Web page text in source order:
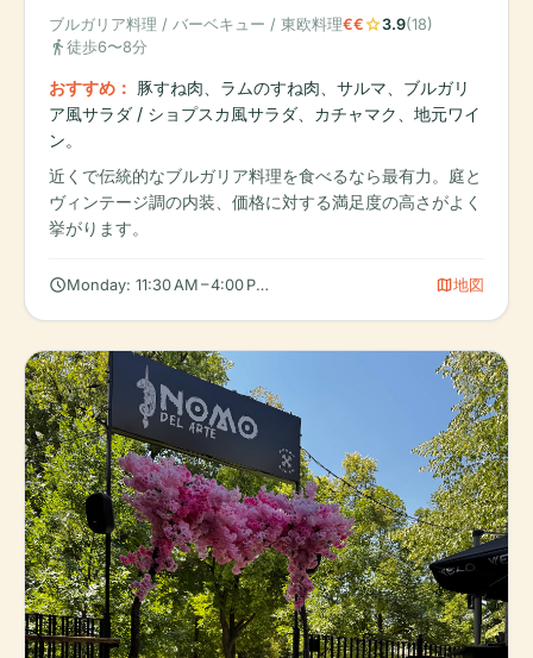
ブルガリア料理 / バーベキュー / 東欧料理€€star3.9(18)
directions_walk 徒歩6〜8分
おすすめ： 豚すね肉、ラムのすね肉、サルマ、ブルガリ
ア風サラダ / ショプスカ風サラダ、カチャマク、地元ワイ
ン。
近くで伝統的なブルガリア料理を食べるなら最有力。庭と
ヴィンテージ調の内装、価格に対する満足度の高さがよく
挙がります。
scheduleMonday: 11:30 AM – 4:00 PM, Tuesday: 11:30 AM – 4:00 PM,
map地図